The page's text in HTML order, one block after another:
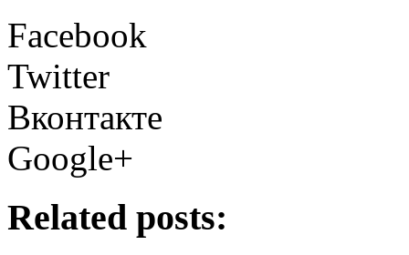
Facebook
Twitter
Вконтакте
Google+
Related posts: